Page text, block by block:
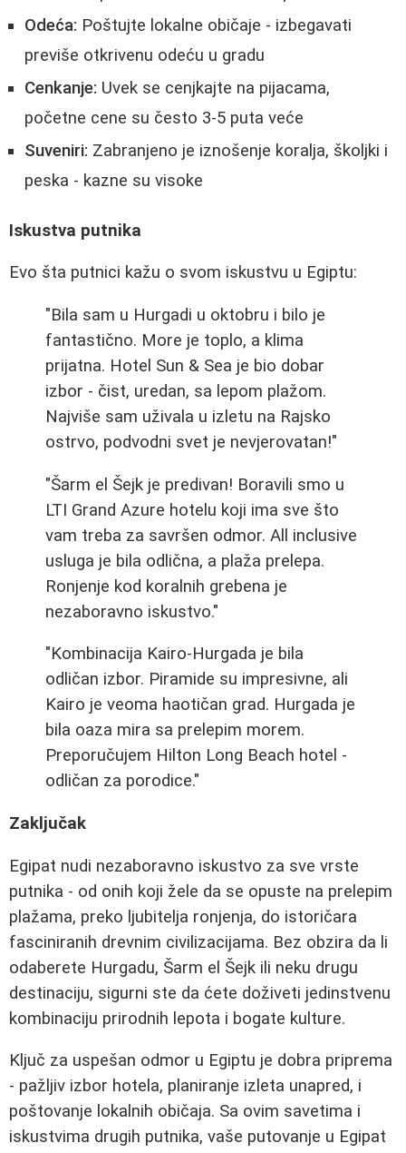
Odeća: Poštujte lokalne običaje - izbegavati
previše otkrivenu odeću u gradu
Cenkanje: Uvek se cenjkajte na pijacama,
početne cene su često 3-5 puta veće
Suveniri: Zabranjeno je iznošenje koralja, školjki i
peska - kazne su visoke
Iskustva putnika
Evo šta putnici kažu o svom iskustvu u Egiptu:
"Bila sam u Hurgadi u oktobru i bilo je
fantastično. More je toplo, a klima
prijatna. Hotel Sun & Sea je bio dobar
izbor - čist, uredan, sa lepom plažom.
Najviše sam uživala u izletu na Rajsko
ostrvo, podvodni svet je nevjerovatan!"
"Šarm el Šejk je predivan! Boravili smo u
LTI Grand Azure hotelu koji ima sve što
vam treba za savršen odmor. All inclusive
usluga je bila odlična, a plaža prelepa.
Ronjenje kod koralnih grebena je
nezaboravno iskustvo."
"Kombinacija Kairo-Hurgada je bila
odličan izbor. Piramide su impresivne, ali
Kairo je veoma haotičan grad. Hurgada je
bila oaza mira sa prelepim morem.
Preporučujem Hilton Long Beach hotel -
odličan za porodice."
Zaključak
Egipat nudi nezaboravno iskustvo za sve vrste
putnika - od onih koji žele da se opuste na prelepim
plažama, preko ljubitelja ronjenja, do istoričara
fasciniranih drevnim civilizacijama. Bez obzira da li
odaberete Hurgadu, Šarm el Šejk ili neku drugu
destinaciju, sigurni ste da ćete doživeti jedinstvenu
kombinaciju prirodnih lepota i bogate kulture.
Ključ za uspešan odmor u Egiptu je dobra priprema
- pažljiv izbor hotela, planiranje izleta unapred, i
poštovanje lokalnih običaja. Sa ovim savetima i
iskustvima drugih putnika, vaše putovanje u Egipat